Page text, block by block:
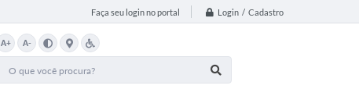
Faça seu login no portal Login / Cadastro
A+ A-